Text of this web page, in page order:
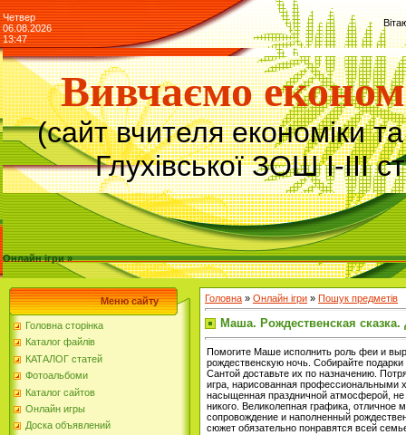
Четвер
06.08.2026
13:47
Вивчаємо
(сайт вчителя економіки
Глухівської ЗОШ І-ІІІ
Онлайн ігри »
Меню сайту
Головна сторінка
Каталог файлів
КАТАЛОГ статей
Фотоальбоми
Каталог сайтов
Онлайн игры
Доска объявлений
Головна » Онлайн ігри » Пошук предметів
Маша. Рождественская сказка.
Помогите Маше исполнить роль феи и
рождественскую ночь. Собирайте
Сантой доставьте их по назначению.
игра, нарисованная профессиональными
насыщенная праздничной атмосферой,
никого. Великолепная графика, отличное
сопровождение и наполненный
сюжет обязательно понравятся всей